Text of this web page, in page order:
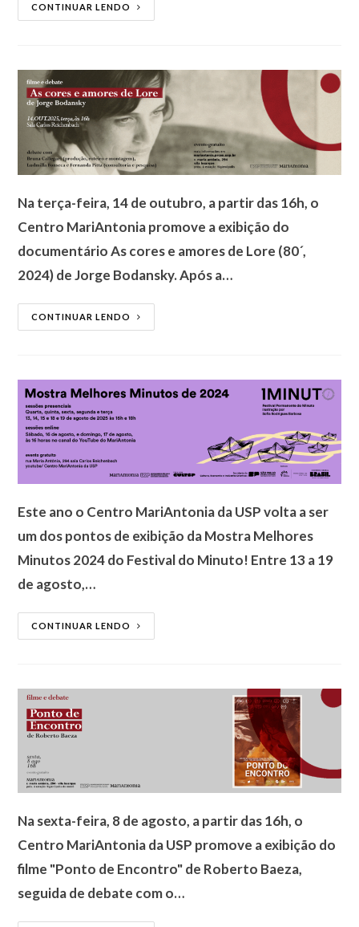
CONTINUAR LENDO
Na terça-feira, 14 de outubro, a partir das 16h, o
Centro MariAntonia promove a exibição do
documentário As cores e amores de Lore (80´,
2024) de Jorge Bodansky. Após a…
CONTINUAR LENDO
Este ano o Centro MariAntonia da USP volta a ser
um dos pontos de exibição da Mostra Melhores
Minutos 2024 do Festival do Minuto! Entre 13 a 19
de agosto,…
CONTINUAR LENDO
Na sexta-feira, 8 de agosto, a partir das 16h, o
Centro MariAntonia da USP promove a exibição do
filme "Ponto de Encontro" de Roberto Baeza,
seguida de debate com o…